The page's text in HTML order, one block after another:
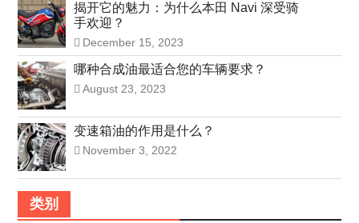
揭开它的魅力：为什么本田 Navi 深受骑
手欢迎？
December 15, 2023
哪种合成油最适合您的车辆要求？
August 23, 2023
变速箱油的作用是什么？
November 3, 2022
类别